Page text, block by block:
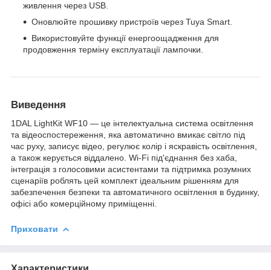
живлення через USB.
Оновлюйте прошивку пристроїв через Tuya Smart.
Використовуйте функції енергоощадження для
продовження терміну експлуатації лампочки.
Виведення
1DAL LightKit WF10 — це інтелектуальна система освітлення
та відеоспостереження, яка автоматично вмикає світло під
час руху, записує відео, регулює колір і яскравість освітлення,
а також керується віддалено. Wi-Fi під'єднання без хаба,
інтеграція з голосовими асистентами та підтримка розумних
сценаріїв роблять цей комплект ідеальним рішенням для
забезпечення безпеки та автоматичного освітлення в будинку,
офісі або комерційному приміщенні.
Приховати